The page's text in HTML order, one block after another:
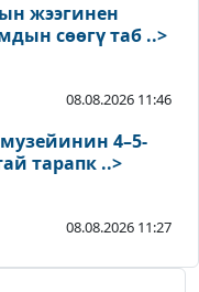
жээгинен
сөөгү таб ..>
08.08.2026 11:46
4–5-
тарапк ..>
08.08.2026 11:27